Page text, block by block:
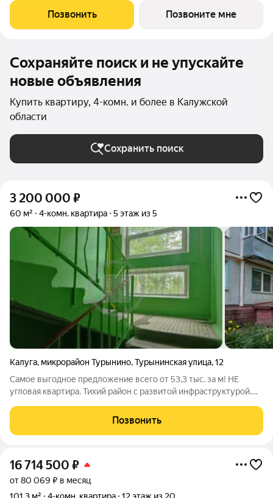
высококачественный монолитно-кирпичный дом - автономное
отопление - просторные кухни, -
Позвонить Позвоните мне
Сохраняйте поиск и не упускайте
новые объявления
Купить квартиру, 4-комн. и более в Калужской
области
Сохранить поиск
3 200 000 ₽
60 м² 4-комн. квартира 5 этаж из 5
Калуга, микрорайон Турынино,Турынинская улица,12
Самое выгодное предложение всего от 53,3 тыс. за м! НЕ
угловая квартира. Тихий район с развитой инфраструктурой.
средства в качественный ремонт.
Позвонить
16 714 500 ₽
от 80 069 ₽ в месяц